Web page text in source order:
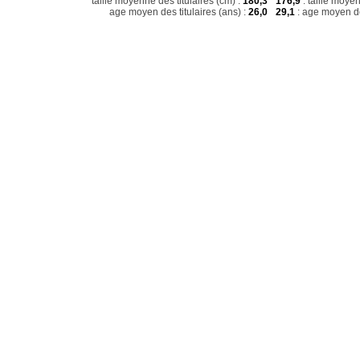
age moyen des titulaires (ans) : 26,0
29,1 : age moyen